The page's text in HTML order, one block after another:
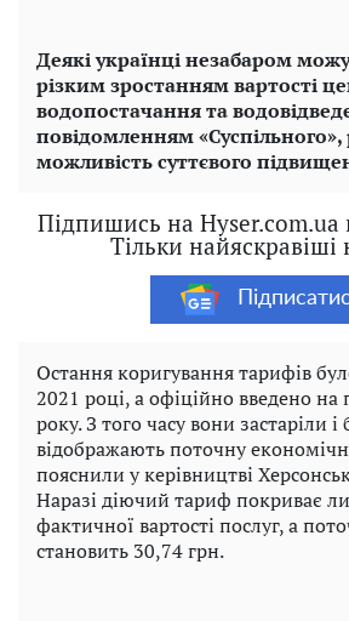
Деякі українці незабаром
різким зростанням вартості
водопостачання та
повідомленням «Суспільного»,
можливість суттєвого
Підпишись на Hyser.com.ua
Тільки
Остання коригування тарифів
2021 році, а офіційно введено на
року. З того часу вони застаріли і
відображають поточну
пояснили у керівництві
Наразі діючий тариф покриває
фактичної вартості послуг, а
становить 30,74 грн.